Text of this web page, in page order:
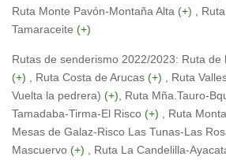
Ruta Monte Pavón-Montaña Alta (+) ,
Tamaraceite (+)
Rutas de senderismo 2022/2023: Ruta de
(+) , Ruta Costa de Arucas (+) , Ruta
Vuelta la pedrera) (+) , Ruta Mña.Tauro-
Tamadaba-Tirma-El Risco (+) , Ruta
Mesas de Galaz-Risco Las Tunas-Las
Mascuervo (+) , Ruta La Candelilla-